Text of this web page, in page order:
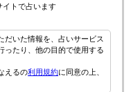
イトで占います
だいた情報を、占いサービス
ったり、他の目的で使用する
えるの利用規約に同意の上、